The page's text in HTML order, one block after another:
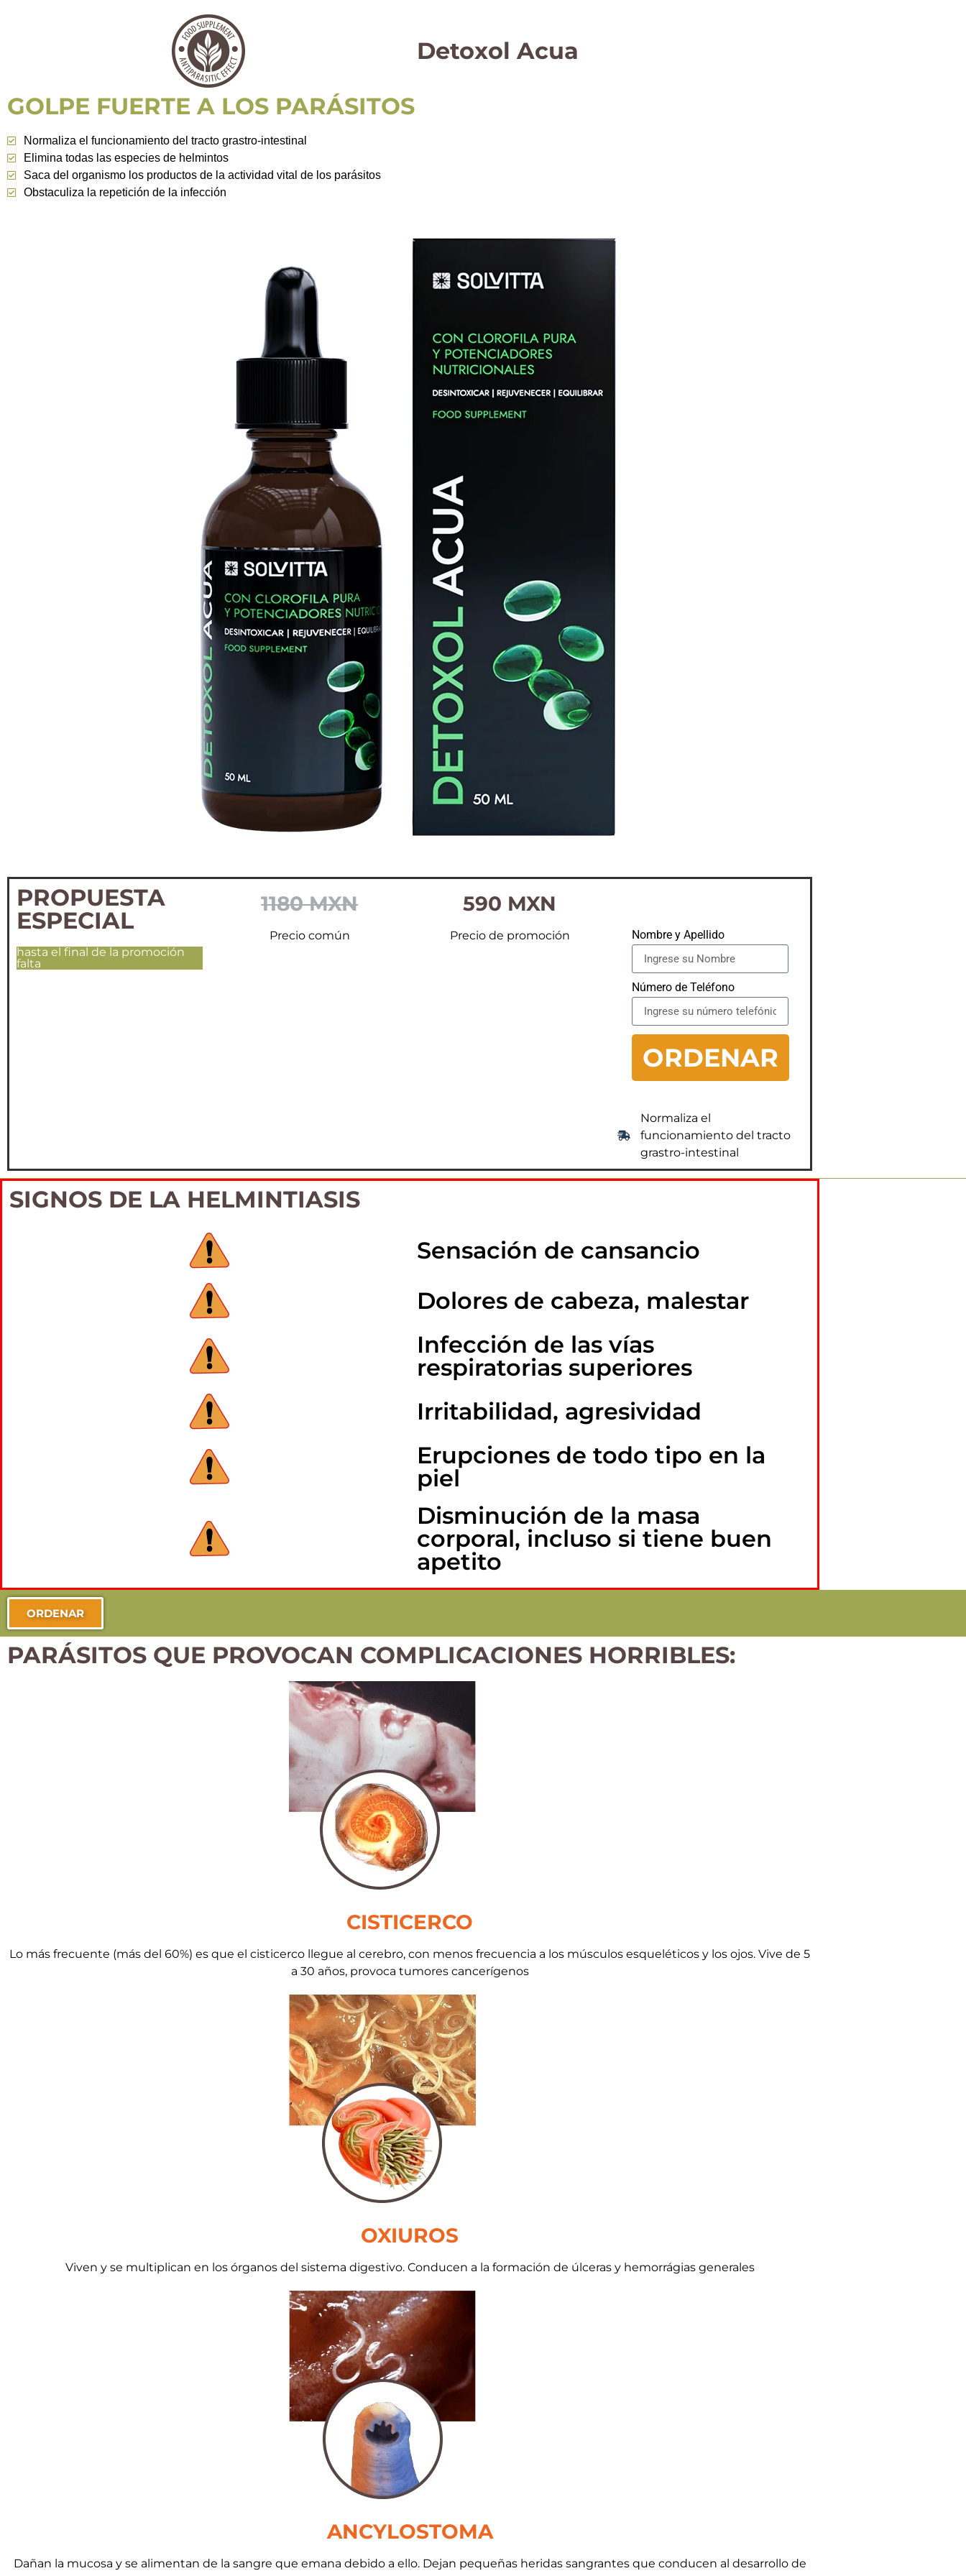
Detoxol Acua
GOLPE FUERTE A LOS PARÁSITOS
Normaliza el funcionamiento del tracto grastro-intestinal
Elimina todas las especies de helmintos
Saca del organismo los productos de la actividad vital de los parásitos
Obstaculiza la repetición de la infección
PROPUESTA
ESPECIAL
hasta el final de la promoción
falta
1180 MXN
Precio común
590 MXN
Precio de promoción Nombre y Apellido
Número de Teléfono
ORDENAR
Normaliza el
funcionamiento del tracto
grastro-intestinal
SIGNOS DE LA HELMINTIASIS
Sensación de cansancio
Dolores de cabeza, malestar
Infección de las vías
respiratorias superiores
Irritabilidad, agresividad
Erupciones de todo tipo en la
piel
Disminución de la masa
corporal, incluso si tiene buen
apetito
ORDENAR
PARÁSITOS QUE PROVOCAN COMPLICACIONES HORRIBLES:
CISTICERCO
Lo más frecuente (más del 60%) es que el cisticerco llegue al cerebro, con menos frecuencia a los músculos esqueléticos y los ojos. Vive de 5
a 30 años, provoca tumores cancerígenos
OXIUROS
Viven y se multiplican en los órganos del sistema digestivo. Conducen a la formación de úlceras y hemorrágias generales
ANCYLOSTOMA
Dañan la mucosa y se alimentan de la sangre que emana debido a ello. Dejan pequeñas heridas sangrantes que conducen al desarrollo de